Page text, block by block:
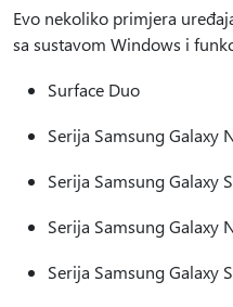
Evo nekoliko primjera
sa sustavom Windows i
Surface Duo
Serija Samsung Galaxy
Serija Samsung Galaxy
Serija Samsung Galaxy
Serija Samsung Galaxy